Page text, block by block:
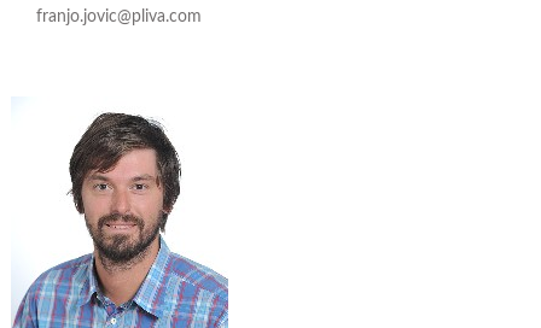
franjo.jovic@pliva.com